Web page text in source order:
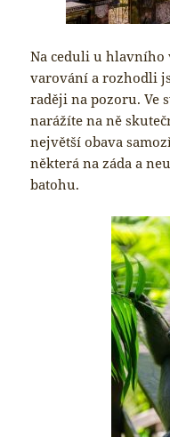
Na ceduli u hlavního
varování a rozhodli
raději na pozoru. Ve
narážíte na ně
největší obava
některá na záda a
batohu.